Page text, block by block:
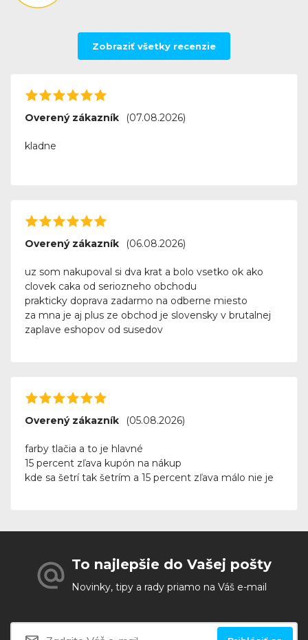
Zobraziť všetky recenzie
Overený zákazník (07.08.2026)
kladne
Overený zákazník (06.08.2026)
uz som nakupoval si dva krat a bolo vsetko ok ako
clovek caka od seriozneho obchodu
prakticky doprava zadarmo na odberne miesto
za mna je aj plus ze obchod je slovensky v brutalnej
zaplave eshopov od susedov
Overený zákazník (05.08.2026)
farby tlačia a to je hlavné
15 percent zľava kupón na nákup
kde sa šetrí tak šetrím a 15 percent zľava málo nie je
To najlepšie do Vašej pošty
Novinky, tipy a rady priamo na Váš e-mail